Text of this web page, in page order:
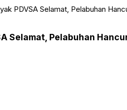
PDVSA Selamat, Pelabuhan
Selamat, Pelabuhan